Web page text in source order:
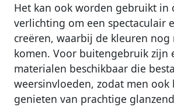
Het kan ook worden gebruikt in
verlichting om een spectaculair
creëren, waarbij de kleuren nog
komen. Voor buitengebruik zijn
materialen beschikbaar die
weersinvloeden, zodat men ook
genieten van prachtige